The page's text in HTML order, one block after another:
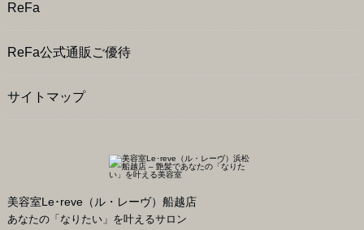
ReFa
ReFa公式通販ご優待
サイトマップ
美容室Le･reve（ル・レーヴ）船越店
あなたの「なりたい」を叶えるサロン